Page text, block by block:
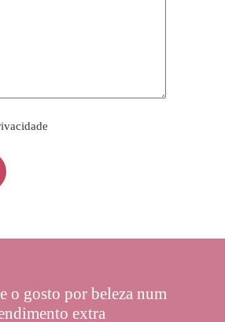
o gosto por beleza num
extra